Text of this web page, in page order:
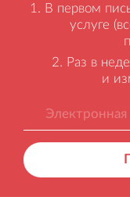
В первом
услуге
Раз в
и